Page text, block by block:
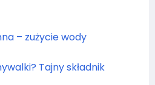
– zużycie wody
Tajny składnik